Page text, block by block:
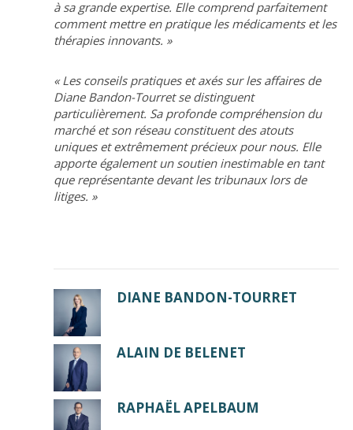
à sa grande expertise. Elle comprend parfaitement
comment mettre en pratique les médicaments et les
thérapies innovants. »
« Les conseils pratiques et axés sur les affaires de
Diane Bandon-Tourret se distinguent
particulièrement. Sa profonde compréhension du
marché et son réseau constituent des atouts
uniques et extrêmement précieux pour nous. Elle
apporte également un soutien inestimable en tant
que représentante devant les tribunaux lors de
litiges. »
DIANE BANDON-TOURRET
ALAIN DE BELENET
RAPHAËL APELBAUM